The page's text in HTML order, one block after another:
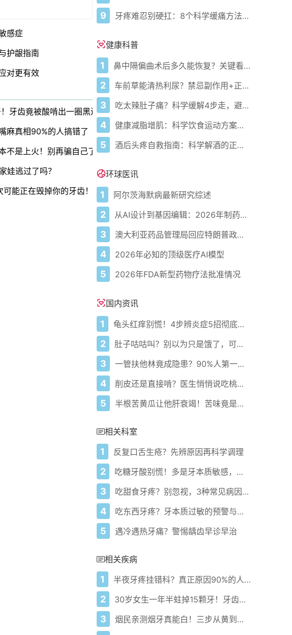
感症
护龈指南
对更有效
牙齿竟被酸啃出一圈黑边吓坏医生
麻真相90%的人搞错了
不是上火！别再骗自己了
娃逃过了吗？
完
能正在毁掉你的牙齿！
9 牙疼难忍别硬扛：8个科学缓痛方法收好
健康科普
1 鼻中隔偏曲术后多久能恢复？关键看这几点
2 车前草能清热利尿？禁忌副作用+正确用法要牢记
3 吃太辣肚子痛？科学缓解4步走，避免“辣出胃炎”
4 健康减脂增肌：科学饮食运动方案，助你高效达成目标
5 酒后头疼自救指南：科学解酒的正确打开方式
环球医讯
1 阿尔茨海默病最新研究综述
2 从AI设计到基因编辑：2026年制药领域重大突破
3 澳大利亚药品管理局回应特朗普政府准备宣布自闭症重磅消息
4 2026年必知的顶级医疗AI模型
5 2026年FDA新型药物疗法批准情况
国内资讯
1 龟头红痒别慌！4步辨炎症5招彻底防复发
2 肚子咕咕叫？别以为只是饿了，可能是身体在求救！
3 一管扶他林竟成隐患？90%人第一步就错了！
4 削皮还是直接啃？医生悄悄说吃桃的南北真相藏在这3个关键点
5 半根苦黄瓜让他肝衰竭！苦味竟是死亡倒计时？
相关科室
1 反复口舌生疮？先辨原因再科学调理
2 吃糖牙酸别慌！多是牙本质敏感，找准根源
3 吃甜食牙疼？别忽视，3种常见病因要警惕
4 吃东西牙疼？牙本质过敏的预警与应对方案
5 遇冷遇热牙痛？警惕龋齿早诊早治
相关疾病
1 半夜牙疼挂错科？真正原因90%的人根本想不到！
2 30岁女生一年半蛀掉15颗牙！牙齿竟被酸啃出一圈黑边吓坏医生
3 烟民亲测烟牙真能白！三步从黄到亮不伤牙